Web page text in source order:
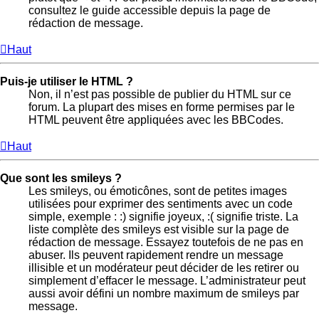
consultez le guide accessible depuis la page de
rédaction de message.
Haut
Puis-je utiliser le HTML ?
Non, il n’est pas possible de publier du HTML sur ce
forum. La plupart des mises en forme permises par le
HTML peuvent être appliquées avec les BBCodes.
Haut
Que sont les smileys ?
Les smileys, ou émoticônes, sont de petites images
utilisées pour exprimer des sentiments avec un code
simple, exemple : :) signifie joyeux, :( signifie triste. La
liste complète des smileys est visible sur la page de
rédaction de message. Essayez toutefois de ne pas en
abuser. Ils peuvent rapidement rendre un message
illisible et un modérateur peut décider de les retirer ou
simplement d’effacer le message. L’administrateur peut
aussi avoir défini un nombre maximum de smileys par
message.